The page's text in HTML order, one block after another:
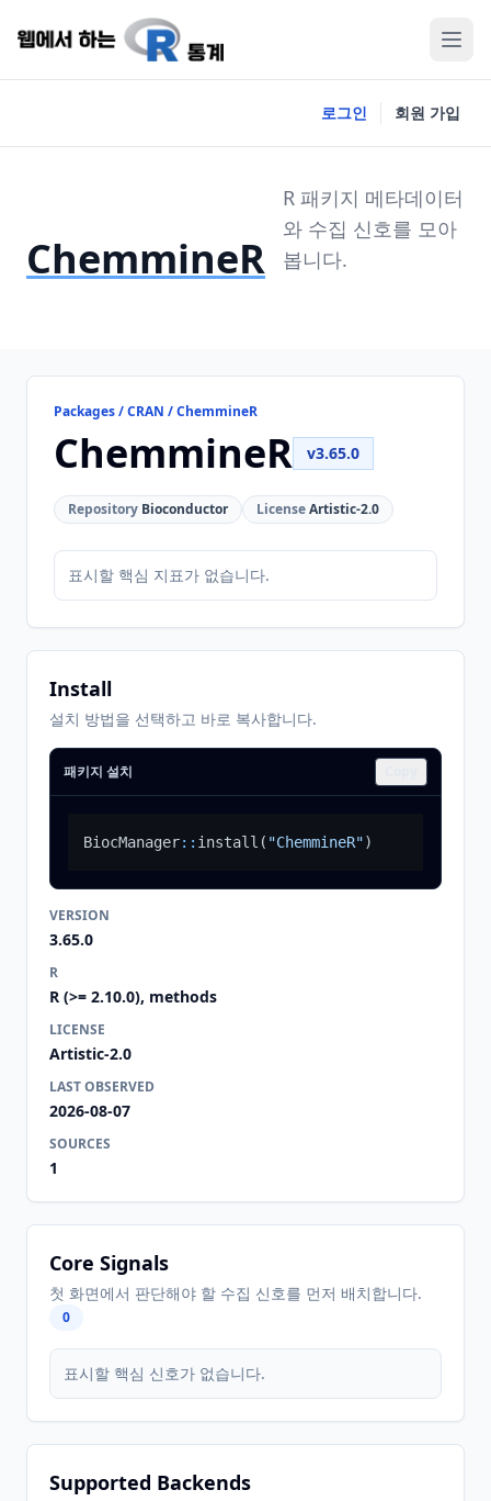
로그인 회원 가입
ChemmineR
R 패키지 메타데이터
와 수집 신호를 모아
봅니다.
Packages / CRAN / ChemmineR
ChemmineR v3.65.0
Repository Bioconductor LicenseArtistic-2.0
표시할 핵심 지표가 없습니다.
Install
설치 방법을 선택하고 바로 복사합니다.
패키지 설치
BiocManager:: install ( "ChemmineR")
VERSION
3.65.0
R
R (>= 2.10.0), methods
LICENSE
Artistic-2.0
LAST OBSERVED
2026-08-07
SOURCES
1
Core Signals
첫 화면에서 판단해야 할 수집 신호를 먼저 배치합니다.
0
표시할 핵심 신호가 없습니다.
Supported Backends